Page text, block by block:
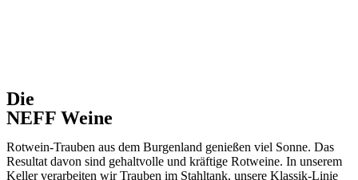
Die
NEFF Weine
Rotwein-Trauben aus dem Burgenland genießen viel Sonne. Das
Resultat davon sind gehaltvolle und kräftige Rotweine. In unserem
Keller verarbeiten wir Trauben im Stahltank, unsere Klassik-Linie